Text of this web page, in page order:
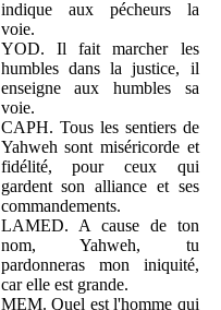
indique aux pécheurs la
voie.
YOD. Il fait marcher les
humbles dans la justice, il
enseigne aux humbles sa
voie.
CAPH. Tous les sentiers de
Yahweh sont miséricorde et
fidélité, pour ceux qui
gardent son alliance et ses
commandements.
LAMED. A cause de ton
nom, Yahweh, tu
pardonneras mon iniquité,
car elle est grande.
MEM. Quel est l'homme qui